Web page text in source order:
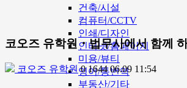
건축/시설
컴퓨터/CCTV
인쇄/디자인
인터넷/홈페이지
미용/뷰티
영어/통번역
부동산/기타
코오즈 유학원・법무사에서 함께
코오즈 유학원 0164406.09 11:54